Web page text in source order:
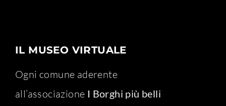
IL MUSEO VIRTUALE
Ogni comune aderente
all’associazione I Borghi più belli